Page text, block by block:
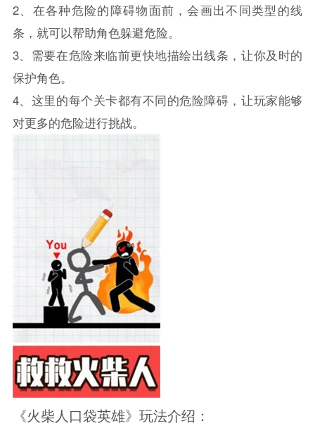
2、在各种危险的障碍物面前，会画出不同类型的线
条，就可以帮助角色躲避危险。
3、需要在危险来临前更快地描绘出线条，让你及时的
保护角色。
4、这里的每个关卡都有不同的危险障碍，让玩家能够
对更多的危险进行挑战。
《火柴人口袋英雄》玩法介绍：